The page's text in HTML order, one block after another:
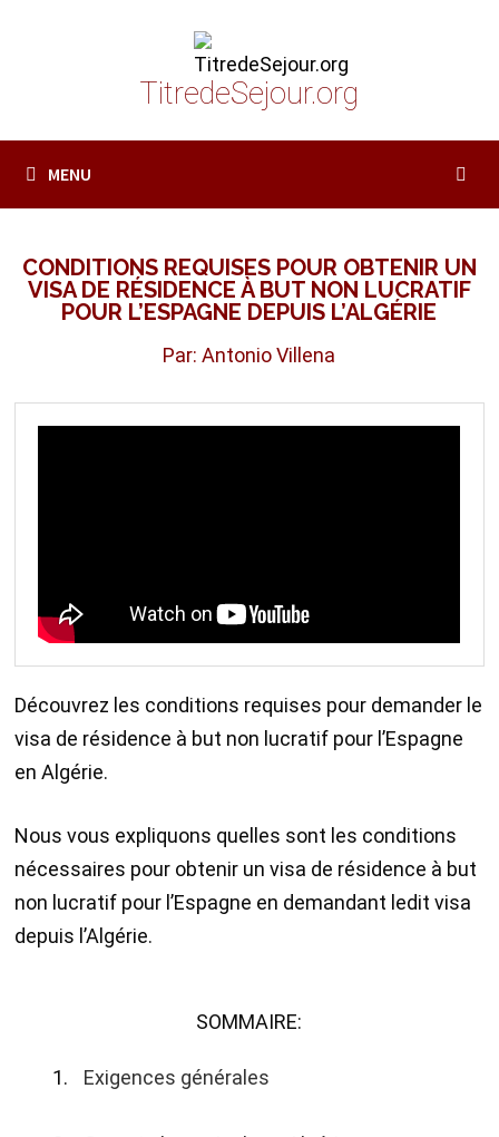
TitredeSejour.org
MENU
CONDITIONS REQUISES POUR OBTENIR UN
VISA DE RÉSIDENCE À BUT NON LUCRATIF
POUR L’ESPAGNE DEPUIS L’ALGÉRIE
Par: Antonio Villena
Découvrez les conditions requises pour demander le
visa de résidence à but non lucratif pour l’Espagne
en Algérie.
Nous vous expliquons quelles sont les conditions
nécessaires pour obtenir un visa de résidence à but
non lucratif pour l’Espagne en demandant ledit visa
depuis l’Algérie.
SOMMAIRE:
Exigences générales